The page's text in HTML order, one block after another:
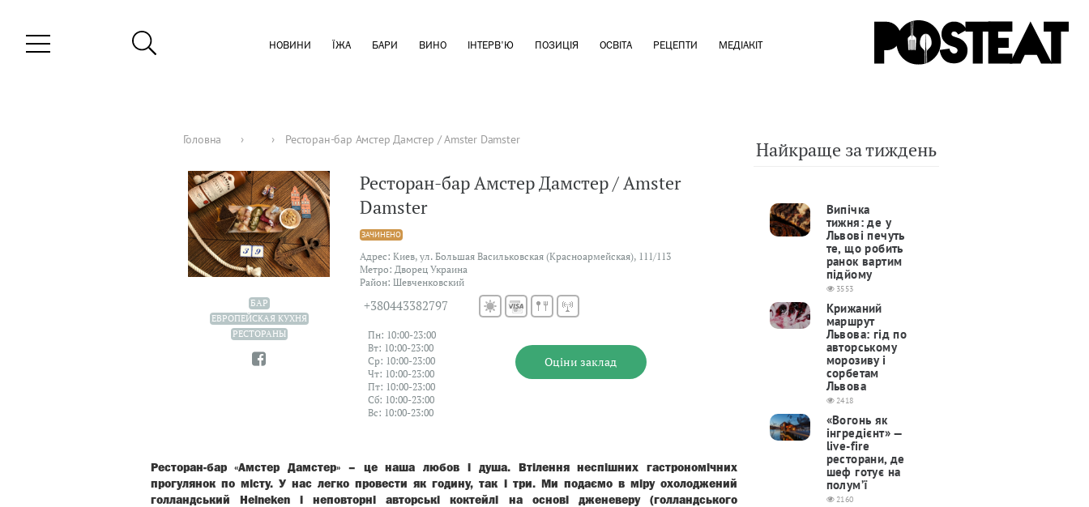
НОВИНИ ЇЖА БАРИ ВИНО ІНТЕРВ'Ю ПОЗИЦІЯ ОСВІТА РЕЦЕПТИ МЕДІАКІТ
Головна › › Ресторан-бар Амстер Дамстер / Amster Damster
БАР
ЕВРОПЕЙСКАЯ КУХНЯ
РЕСТОРАНЫ
Ресторан-бар Амстер Дамстер / Amster
Damster
ЗАЧИНЕНО
Адрес: Киев, ул. Большая Васильковская (Красноармейская), 111/113
Метро: Дворец Украина
Район: Шевченковский
+380443382797
Пн: 10:00-23:00
Вт: 10:00-23:00
Ср: 10:00-23:00
Чт: 10:00-23:00
Пт: 10:00-23:00
Сб: 10:00-23:00
Вс: 10:00-23:00
Оцiни заклад
Ресторан-бар «Амстер Дамстер» – це наша любов і душа. Втілення неспішних гастрономічних
прогулянок по місту. У нас легко провести як годину, так і три. Ми подаємо в міру охолоджений
голландський Heineken і неповторні авторські коктейлі на основі дженеверу (голландського
Найкраще за тиждень
Випічка
тижня: де у
Львові печуть
те, що робить
ранок вартим
підйому
3553
Крижаний
маршрут
Львова: гід по
авторському
морозиву і
сорбетам
Львова
2418
«Вогонь як
інгредієнт» —
live-fire
ресторани, де
шеф готує на
полум’ї
2160